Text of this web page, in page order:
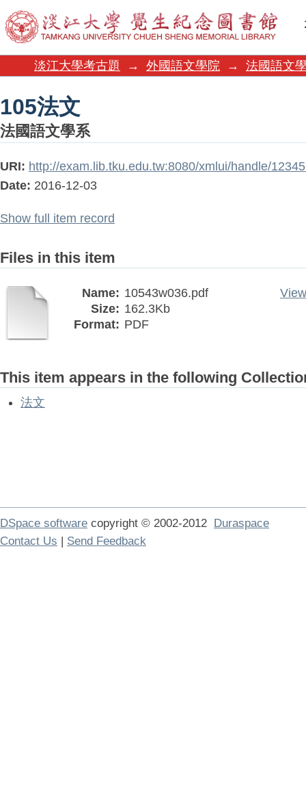
105法文
淡江大學考古題 → 外國語文學院 → 法國語文
105法文
法國語文學系
URI: http://exam.lib.tku.edu.tw:8080/xmlui/handle/
Date: 2016-12-03
Show full item record
Files in this item
Name: 10543w036.pdf
Size: 162.3Kb
Format: PDF
This item appears in the following
法文
DSpace software copyright © 2002-2012 Duraspace
Contact Us | Send Feedback